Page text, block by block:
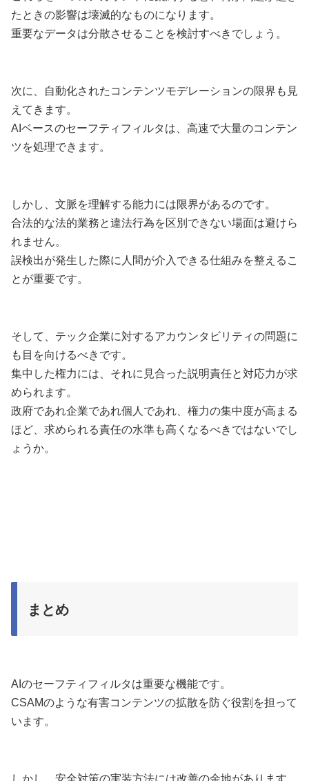
たときの影響は壊滅的なものになります。
重要なデータは分散させることを検討すべきでしょう。
次に、自動化されたコンテンツモデレーションの限界も見
えてきます。
AIベースのセーフティフィルタは、高速で大量のコンテン
ツを処理できます。
しかし、文脈を理解する能力には限界があるのです。
合法的な法的業務と違法行為を区別できない場面は避けら
れません。
誤検出が発生した際に人間が介入できる仕組みを整えるこ
とが重要です。
そして、テック企業に対するアカウンタビリティの問題に
も目を向けるべきです。
集中した権力には、それに見合った説明責任と対応力が求
められます。
政府であれ企業であれ個人であれ、権力の集中度が高まる
ほど、求められる責任の水準も高くなるべきではないでし
ょうか。
まとめ
AIのセーフティフィルタは重要な機能です。
CSAMのような有害コンテンツの拡散を防ぐ役割を担って
います。